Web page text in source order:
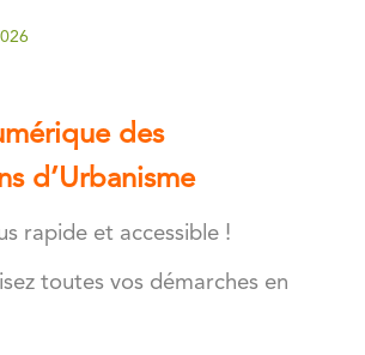
des
d’Urbanisme
rapide et accessible !
toutes vos démarches en